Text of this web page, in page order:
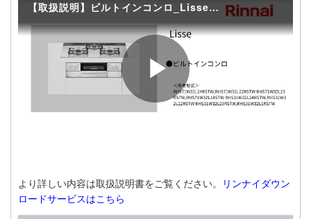
より詳しい内容は取扱説明書をご覧ください。
リンナイダウン
ロードサービスはこちら